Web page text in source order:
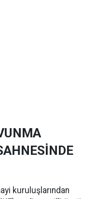
kuruluşlarından